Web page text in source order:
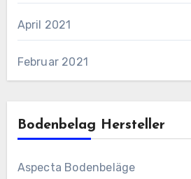
April 2021
Februar 2021
Bodenbelag Hersteller
Aspecta Bodenbeläge